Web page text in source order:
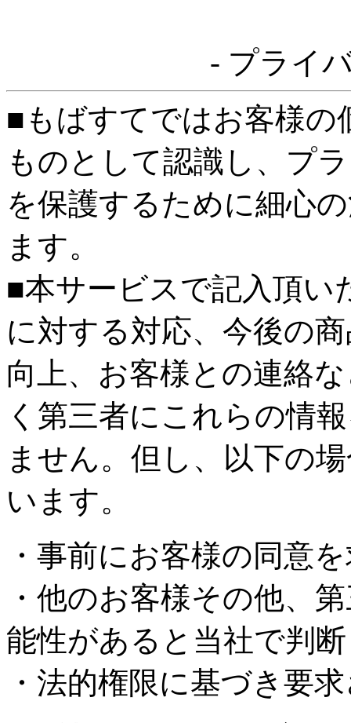
- プライ
■もばすてではお客様の
ものとして認識し、プ
を保護するために細心
ます。
■本サービスで記入頂い
に対する対応、今後の
向上、お客様との連絡
く第三者にこれらの情
ません。但し、以下の
います。
・事前にお客様の同意
・他のお客様その他、
能性があると当社で判
・法的権限に基づき要